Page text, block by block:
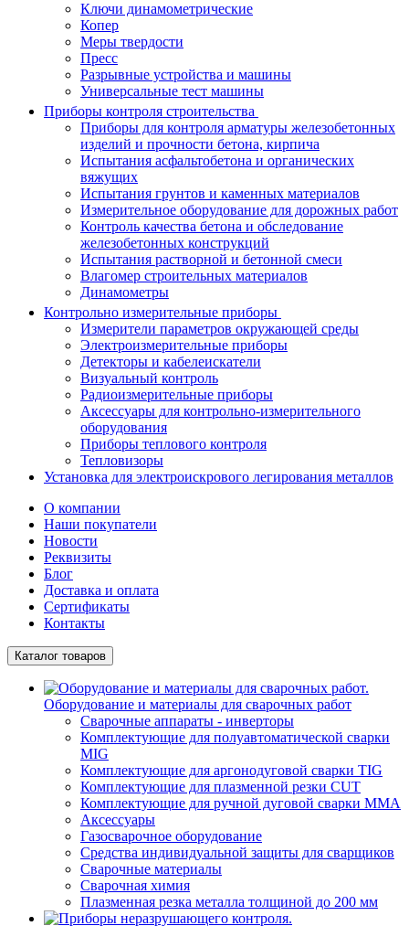
Ключи динамометрические
Копер
Меры твердости
Пресс
Разрывные устройства и машины
Универсальные тест машины
Приборы контроля строительства
Приборы для контроля арматуры железобетонных
изделий и прочности бетона, кирпича
Испытания асфальтобетона и органических
вяжущих
Испытания грунтов и каменных материалов
Измерительное оборудование для дорожных работ
Контроль качества бетона и обследование
железобетонных конструкций
Испытания растворной и бетонной смеси
Влагомер строительных материалов
Динамометры
Контрольно измерительные приборы
Измерители параметров окружающей среды
Электроизмерительные приборы
Детекторы и кабелеискатели
Визуальный контроль
Радиоизмерительные приборы
Аксессуары для контрольно-измерительного
оборудования
Приборы теплового контроля
Тепловизоры
Установка для электроискрового легирования металлов
О компании
Наши покупатели
Новости
Реквизиты
Блог
Доставка и оплата
Сертификаты
Контакты
Каталог товаров
Оборудование и материалы для сварочных работ
Сварочные аппараты - инверторы
Комплектующие для полуавтоматической сварки
MIG
Комплектующие для аргонодуговой сварки TIG
Комплектующие для плазменной резки CUT
Комплектующие для ручной дуговой сварки MMA
Аксессуары
Газосварочное оборудование
Средства индивидуальной защиты для сварщиков
Сварочные материалы
Сварочная химия
Плазменная резка металла толщиной до 200 мм